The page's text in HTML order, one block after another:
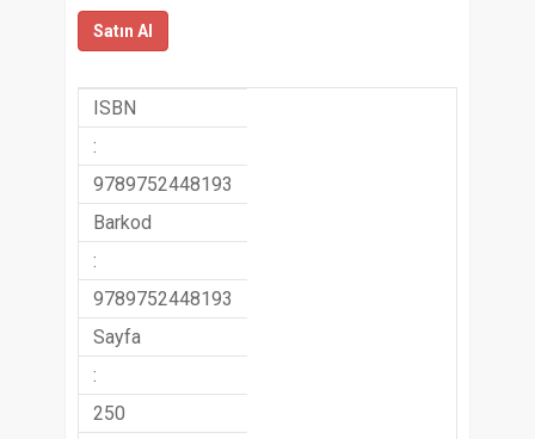
Satın Al
ISBN
:
9789752448193
Barkod
:
9789752448193
Sayfa
:
250